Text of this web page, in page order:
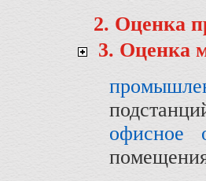
2. Оценка
3. Оценка
офисное